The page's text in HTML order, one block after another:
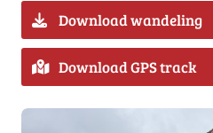
Download wandeling
Download GPS track